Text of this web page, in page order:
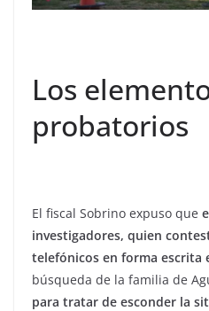
Los
probatorios
El fiscal Sobrino expuso que
investigadores, quien
telefónicos en forma escrita
búsqueda de la familia de
para tratar de esconder la